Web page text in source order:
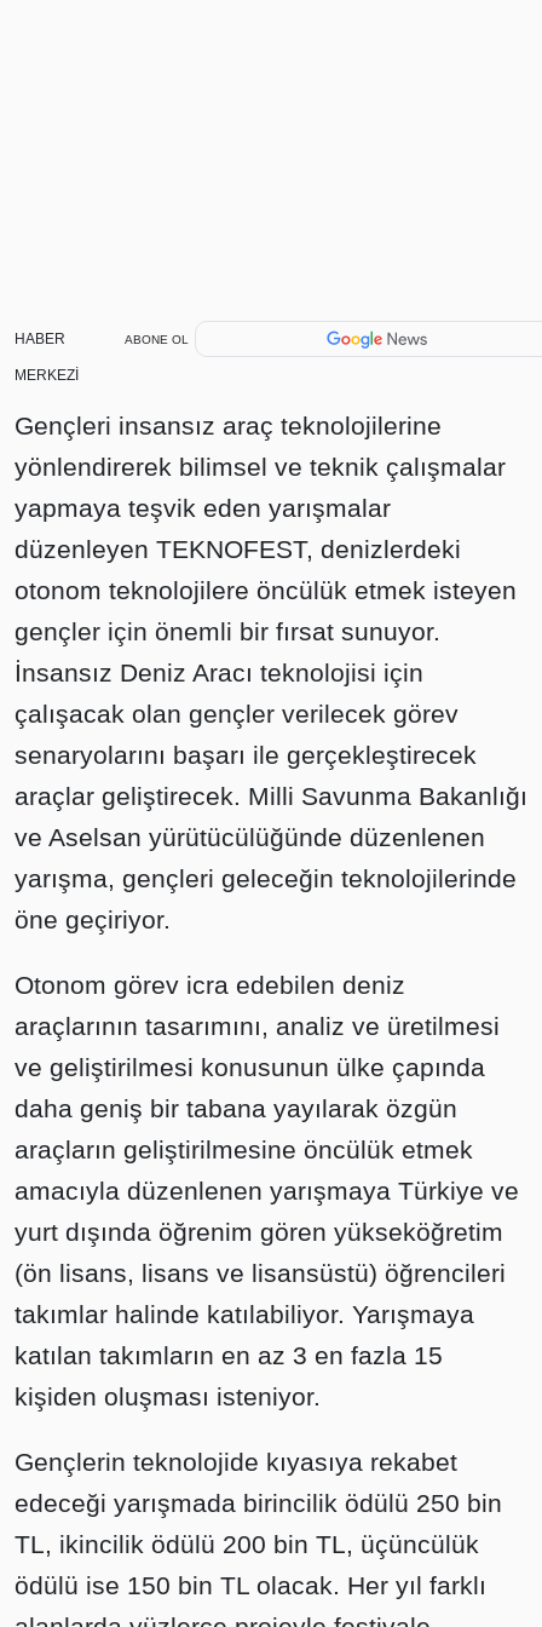
HABER
MERKEZİ
ABONE OL
Gençleri insansız araç teknolojilerine
yönlendirerek bilimsel ve teknik çalışmalar
yapmaya teşvik eden yarışmalar
düzenleyen TEKNOFEST, denizlerdeki
otonom teknolojilere öncülük etmek isteyen
gençler için önemli bir fırsat sunuyor.
İnsansız Deniz Aracı teknolojisi için
çalışacak olan gençler verilecek görev
senaryolarını başarı ile gerçekleştirecek
araçlar geliştirecek. Milli Savunma Bakanlığı
ve Aselsan yürütücülüğünde düzenlenen
yarışma, gençleri geleceğin teknolojilerinde
öne geçiriyor.
Otonom görev icra edebilen deniz
araçlarının tasarımını, analiz ve üretilmesi
ve geliştirilmesi konusunun ülke çapında
daha geniş bir tabana yayılarak özgün
araçların geliştirilmesine öncülük etmek
amacıyla düzenlenen yarışmaya Türkiye ve
yurt dışında öğrenim gören yükseköğretim
(ön lisans, lisans ve lisansüstü) öğrencileri
takımlar halinde katılabiliyor. Yarışmaya
katılan takımların en az 3 en fazla 15
kişiden oluşması isteniyor.
Gençlerin teknolojide kıyasıya rekabet
edeceği yarışmada birincilik ödülü 250 bin
TL, ikincilik ödülü 200 bin TL, üçüncülük
ödülü ise 150 bin TL olacak. Her yıl farklı